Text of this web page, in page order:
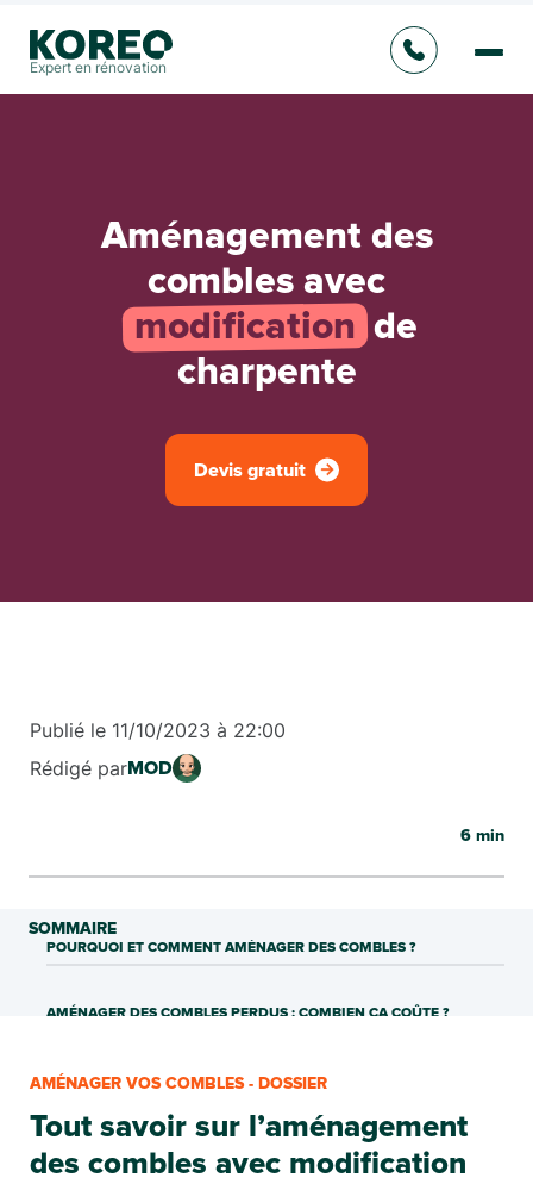
Expert en rénovation
Aménagement des
combles avec
modification de
charpente
Devis gratuit
6 min
SOMMAIRE
POURQUOI ET COMMENT AMÉNAGER DES COMBLES ?
AMÉNAGER DES COMBLES PERDUS : COMBIEN ÇA COÛTE ?
UNE SOCIÉTÉ POUR AMÉNAGER MES COMBLES : POURQUOI
Publié le 11/10/2023 à 22:00
Rédigé parMOD
AMÉNAGER VOS COMBLES - DOSSIER
Tout savoir sur l’aménagement
des combles avec modification